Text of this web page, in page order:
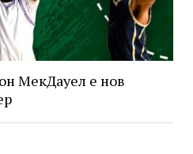
МекДауел е нов